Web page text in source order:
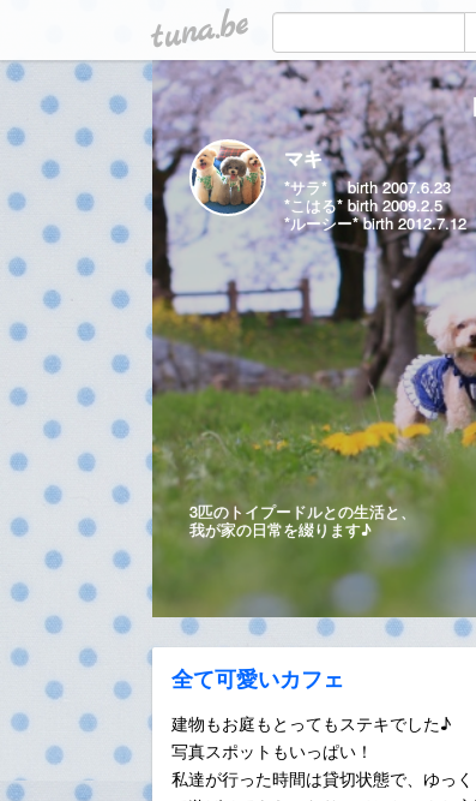
tuna.be
マキ
*サラ* birth 2007.6.23
*こはる* birth 2009.2.5
*ルーシー* birth 2012.7.12
3匹のトイプードルとの生活と、
我が家の日常を綴ります♪
全て可愛いカフェ
建物もお庭もとってもステキでした♪
写真スポットもいっぱい！
私達が行った時間は貸切状態で、ゆっ